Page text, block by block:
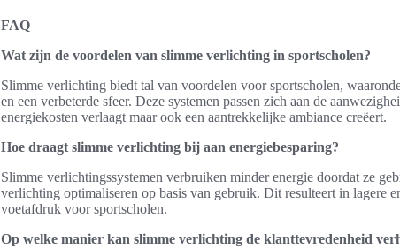
FAQ
Wat zijn de voordelen van slimme verlichting in sportscholen?
Slimme verlichting biedt tal van voordelen voor sportscholen,
en een verbeterde sfeer. Deze systemen passen zich aan de
energiekosten verlaagt maar ook een aantrekkelijke ambiance creëert.
Hoe draagt slimme verlichting bij aan energiebesparing?
Slimme verlichtingssystemen verbruiken minder energie doordat ze
verlichting optimaliseren op basis van gebruik. Dit resulteert in lagere
voetafdruk voor sportscholen.
Op welke manier kan slimme verlichting de klanttevredenheid